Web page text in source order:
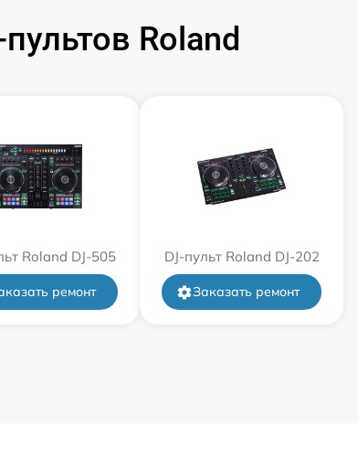
Roland
Roland DJ-505
ремонт
DJ-пульт Roland DJ-202
Заказать ремонт